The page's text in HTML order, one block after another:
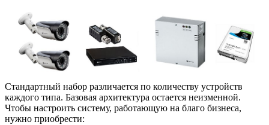
Стандартный набор различается по количеству устройств
каждого типа. Базовая архитектура остается неизменной.
Чтобы настроить систему, работающую на благо бизнеса,
нужно приобрести: